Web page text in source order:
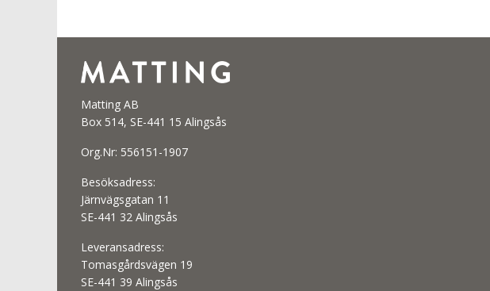
Matting AB
Box 514, SE-441 15 Alingsås
Org.Nr: 556151-1907
Besöksadress:
Järnvägsgatan 11
SE-441 32 Alingsås
Leveransadress:
Tomasgårdsvägen 19
SE-441 39 Alingsås